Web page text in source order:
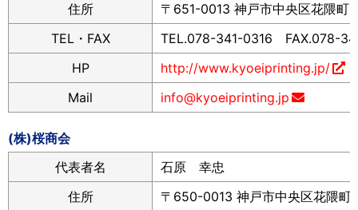
住所
〒651-0013 神戸市中央区花隈町
TEL・FAX
TEL.078-341-0316 FAX.078-
HP
http://www.kyoeiprinting.jp/
Mail
info@kyoeiprinting.jp
(株)桜商会
代表者名
石原 幸忠
住所
〒650-0013 神戸市中央区花隈町